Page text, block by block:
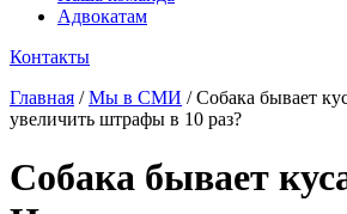
Адвокатам
Контакты
Главная /Мы в СМИ /Собака бывает
увеличить штрафы в 10 раз?
Собака бывает